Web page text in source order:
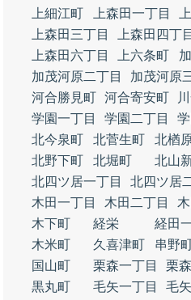
上細江町
上森田一丁目
上森田三丁目
上森田四丁目
上森田六丁目
上六条町
加茂河原二丁目
加茂河原
河合勝見町 河合寄安町
学園一丁目
学園二丁目
北今泉町
北菅生町 北楢
北野下町
北堀町 北山
北四ツ居一丁目
北四ツ居
木田一丁目
木田二丁目
木下町
経栄 経田
木米町
久喜津町 串野
国山町
栗森一丁目 栗
黒丸町
毛矢一丁目 毛